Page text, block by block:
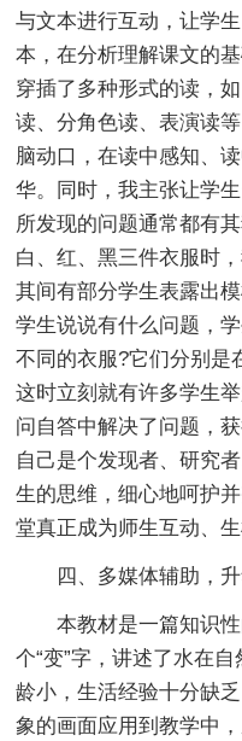
与文本进行互动，让学
本，在分析理解课文的
穿插了多种形式的读，
读、分角色读、表演读
脑动口，在读中感知、
华。同时，我主张让学
所发现的问题通常都有
白、红、黑三件衣服时
其间有部分学生表露出
学生说说有什么问题，
不同的衣服?它们分别是
这时立刻就有许多学生
问自答中解决了问题，
自己是个发现者、研究
生的思维，细心地呵护
堂真正成为师生互动、生
四、多媒体辅助，
本教材是一篇知识
个“变”字，讲述了水在
龄小，生活经验十分缺
象的画面应用到教学中